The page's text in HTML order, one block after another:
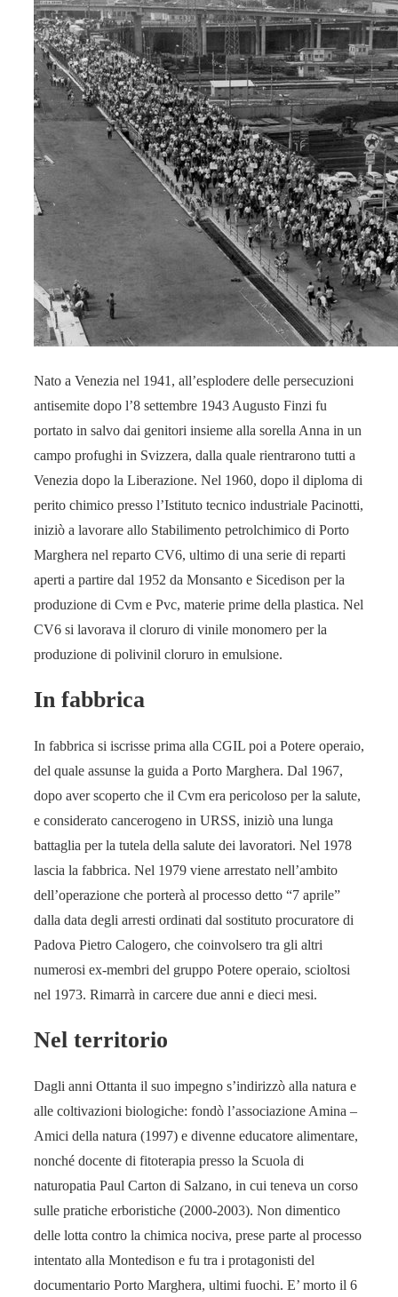
Nato a Venezia nel 1941, all’esplodere delle persecuzioni
antisemite dopo l’8 settembre 1943 Augusto Finzi fu
portato in salvo dai genitori insieme alla sorella Anna in un
campo profughi in Svizzera, dalla quale rientrarono tutti a
Venezia dopo la Liberazione. Nel 1960, dopo il diploma di
perito chimico presso l’Istituto tecnico industriale Pacinotti,
iniziò a lavorare allo Stabilimento petrolchimico di Porto
Marghera nel reparto CV6, ultimo di una serie di reparti
aperti a partire dal 1952 da Monsanto e Sicedison per la
produzione di Cvm e Pvc, materie prime della plastica. Nel
CV6 si lavorava il cloruro di vinile monomero per la
produzione di polivinil cloruro in emulsione.
In fabbrica
In fabbrica si iscrisse prima alla CGIL poi a Potere operaio,
del quale assunse la guida a Porto Marghera. Dal 1967,
dopo aver scoperto che il Cvm era pericoloso per la salute,
e considerato cancerogeno in URSS, iniziò una lunga
battaglia per la tutela della salute dei lavoratori. Nel 1978
lascia la fabbrica. Nel 1979 viene arrestato nell’ambito
dell’operazione che porterà al processo detto “7 aprile”
dalla data degli arresti ordinati dal sostituto procuratore di
Padova Pietro Calogero, che coinvolsero tra gli altri
numerosi ex-membri del gruppo Potere operaio, scioltosi
nel 1973. Rimarrà in carcere due anni e dieci mesi.
Nel territorio
Dagli anni Ottanta il suo impegno s’indirizzò alla natura e
alle coltivazioni biologiche: fondò l’associazione Amina –
Amici della natura (1997) e divenne educatore alimentare,
nonché docente di fitoterapia presso la Scuola di
naturopatia Paul Carton di Salzano, in cui teneva un corso
sulle pratiche erboristiche (2000-2003). Non dimentico
delle lotta contro la chimica nociva, prese parte al processo
intentato alla Montedison e fu tra i protagonisti del
documentario Porto Marghera, ultimi fuochi. E’ morto il 6